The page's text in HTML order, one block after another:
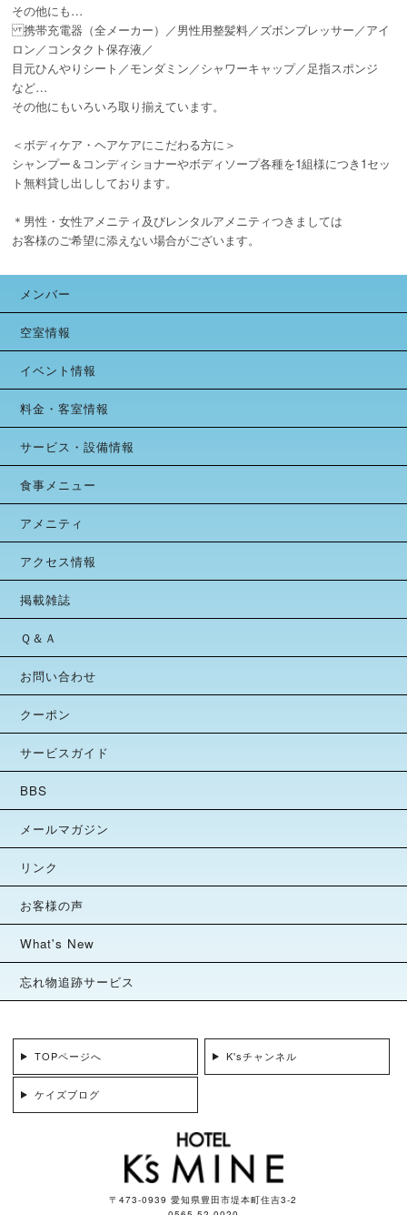
その他にも…
携帯充電器（全メーカー）／男性用整髪料／ズボンプレッサー／アイ
ロン／コンタクト保存液／
目元ひんやりシート／モンダミン／シャワーキャップ／足指スポンジ
など…
その他にもいろいろ取り揃えています。
＜ボディケア・ヘアケアにこだわる方に＞
シャンプー＆コンディショナーやボディソープ各種を1組様につき1セッ
ト無料貸し出ししております。
＊男性・女性アメニティ及びレンタルアメニティつきましては
お客様のご希望に添えない場合がございます。
メンバー
空室情報
イベント情報
料金・客室情報
サービス・設備情報
食事メニュー
アメニティ
アクセス情報
掲載雑誌
Ｑ＆Ａ
お問い合わせ
クーポン
サービスガイド
BBS
メールマガジン
リンク
お客様の声
What's New
忘れ物追跡サービス
TOPページへ K'sチャンネル
ケイズブログ
〒473-0939 愛知県豊田市堤本町住吉3-2